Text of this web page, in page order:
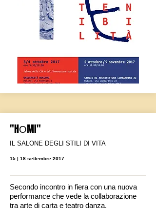
"HOMI"
IL SALONE DEGLI STILI DI VITA
15 | 18 settembre 2017
Secondo incontro in fiera con una nuova
performance che vede la collaborazione
tra arte di carta e teatro danza.